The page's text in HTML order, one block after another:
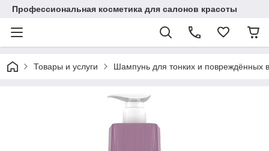
Профессиональная косметика для салонов красоты
Товары и услуги Шампунь для тонких и повреждённых